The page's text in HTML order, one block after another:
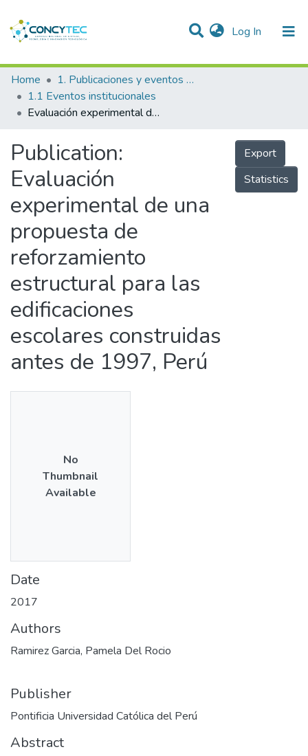
Log In (current)
Communities & Collections
Research Outputs
People
Statistics
Home
1. Publicaciones y eventos institucionales
1.1 Eventos institucionales
Evaluación experimental de una propuesta de reforzamiento estructural para las edificaciones escolares construidas antes de 1997, Perú
Publication:
Evaluación
experimental de una
propuesta de
reforzamiento
estructural para las
edificaciones
escolares construidas
antes de 1997, Perú
Export
Statistics
No
Thumbnail
Available
Date
2017
Authors
Ramirez Garcia, Pamela Del Rocio
Publisher
Pontificia Universidad Católica del Perú
Abstract